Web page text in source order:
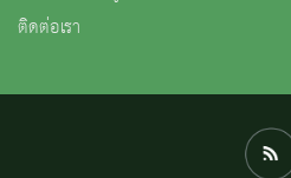
ติดต่อเรา